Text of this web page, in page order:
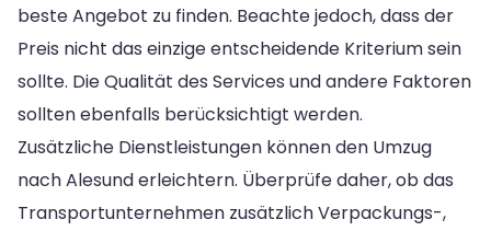
beste Angebot zu finden. Beachte jedoch, dass der
Preis nicht das einzige entscheidende Kriterium sein
sollte. Die Qualität des Services und andere Faktoren
sollten ebenfalls berücksichtigt werden.
Zusätzliche Dienstleistungen können den Umzug
nach Alesund erleichtern. Überprüfe daher, ob das
Transportunternehmen zusätzlich Verpackungs-,